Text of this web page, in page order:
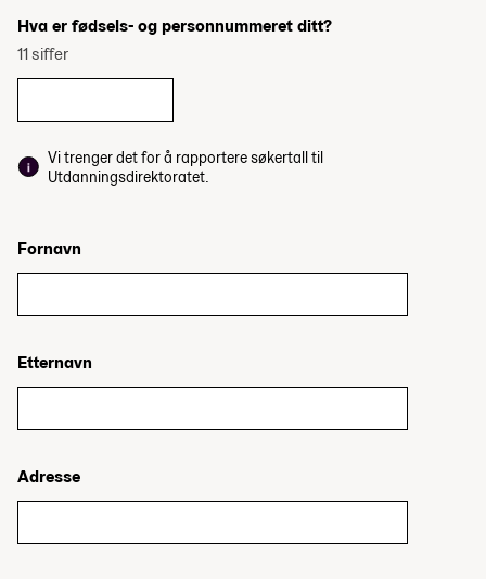
Hva er fødsels- og personnummeret ditt?
11 siffer
Vi trenger det for å rapportere søkertall til
Utdanningsdirektoratet.
Fornavn
Etternavn
Adresse